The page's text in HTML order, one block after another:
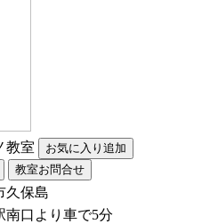
教室
久保島
南口より車で5分